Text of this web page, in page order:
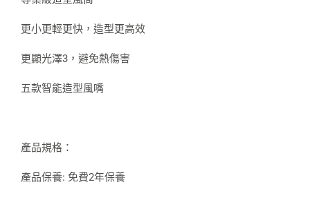
更小更輕更快，造型更高效
更顯光澤3，避免熱傷害
五款智能造型風嘴
產品規格：
產品保養: 免費2年保養